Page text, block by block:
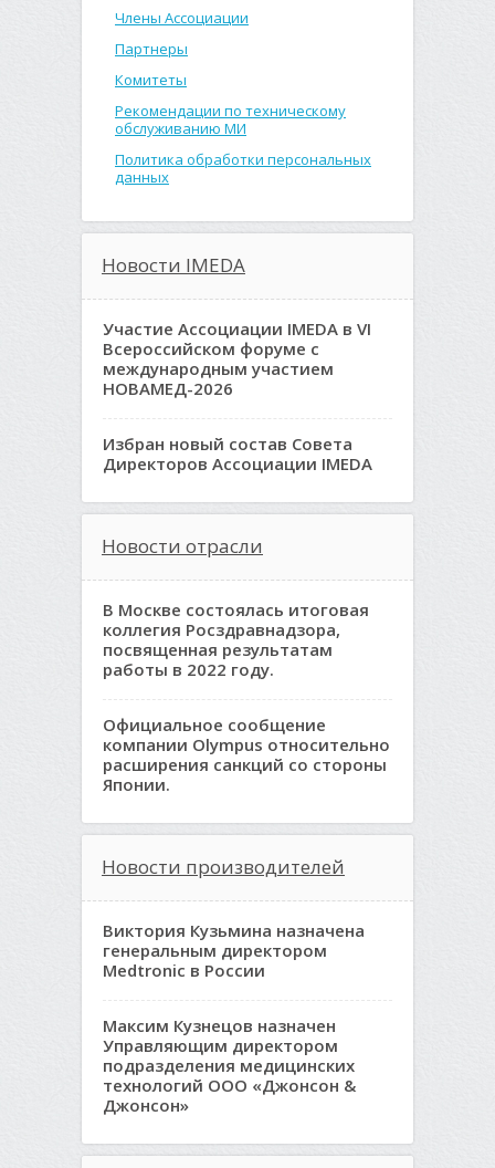
Члены Ассоциации
Партнеры
Комитеты
Рекомендации по техническому
обслуживанию МИ
Политика обработки персональных
данных
Новости IMEDA
Участие Ассоциации IMEDA в VI
Всероссийском форуме с
международным участием
НОВАМЕД-2026
Избран новый состав Совета
Директоров Ассоциации IMEDA
Новости отрасли
В Москве состоялась итоговая
коллегия Росздравнадзора,
посвященная результатам
работы в 2022 году.
Официальное сообщение
компании Olympus относительно
расширения санкций со стороны
Японии.
Новости производителей
Виктория Кузьмина назначена
генеральным директором
Medtronic в России
Максим Кузнецов назначен
Управляющим директором
подразделения медицинских
технологий ООО «Джонсон &
Джонсон»